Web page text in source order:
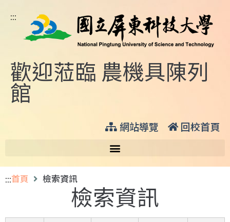
:::
歡迎蒞臨 農機具陳列
館
網站導覽 回校首頁
:::首頁 檢索資訊
檢索資訊